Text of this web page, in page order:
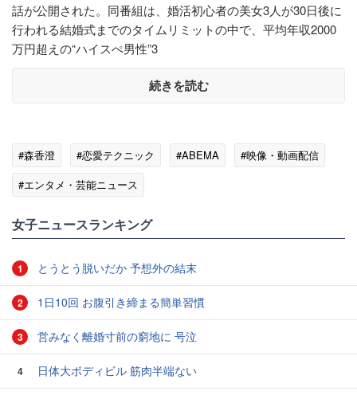
話が公開された。同番組は、婚活初心者の美女3人が30日後に
行われる結婚式までのタイムリミットの中で、平均年収2000
万円超えの“ハイスぺ男性”3
続きを読む
#森香澄 #恋愛テクニック #ABEMA
#映像・動画配信
#エンタメ・芸能ニュース
女子ニュースランキング
1 とうとう脱いだか 予想外の結末
2 1日10回 お腹引き締まる簡単習慣
3 営みなく離婚寸前の窮地に 号泣
4 日体大ボディビル 筋肉半端ない